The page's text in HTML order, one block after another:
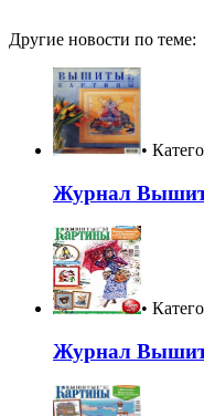
Другие новости по теме:
•
Журнал
•
Журнал